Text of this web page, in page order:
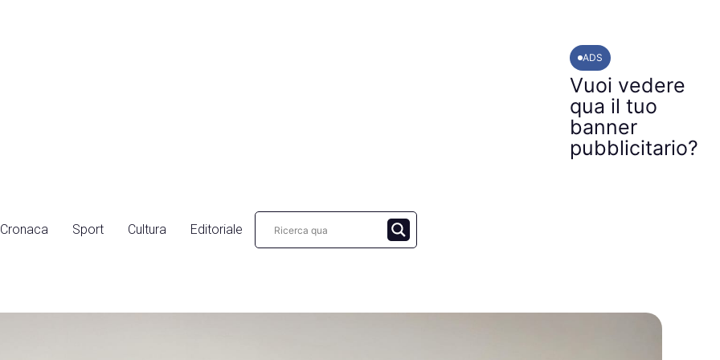
ADS
Vuoi vedere
qua il tuo
banner
pubblicitario?
Cronaca Sport Cultura Editoriale